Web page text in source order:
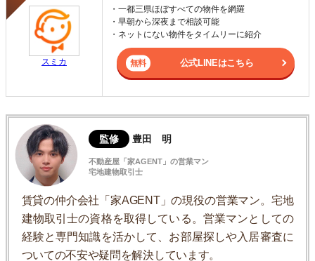
スミカ
・一都三県ほぼすべての物件を網羅
・早朝から深夜まで相談可能
・ネットにない物件をタイムリーに紹介
公式LINEはこちら
監修 豊田 明
不動産屋「家AGENT」の営業マン
宅地建物取引士
賃貸の仲介会社「家AGENT」の現役の営業マン。宅地
建物取引士の資格を取得している。営業マンとしての
経験と専門知識を活かして、お部屋探しや入居審査に
ついての不安や疑問を解決しています。